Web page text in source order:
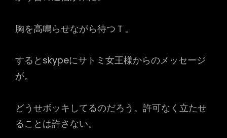
胸を高鳴らせながら待つＴ。
するとskypeにサトミ女王様からのメッセージ
が。
どうせボッキしてるのだろう。許可なく立たせ
ることは許さない。